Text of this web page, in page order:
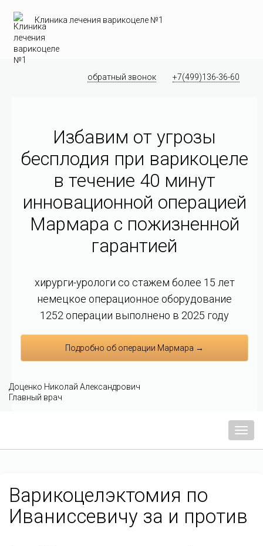
Клиника лечения варикоцеле №1
обратный звонок +7(499)136-36-60
Избавим от угрозы
бесплодия при варикоцеле
в течение 40 минут
инновационной операцией
Мармара c пожизненной
гарантией
хирурги-урологи со стажем более 15 лет
немецкое операционное оборудование
1252 операции выполнено в 2025 году
Подробно об операции Мармара →
Доценко Николай Александрович
Главный врач
Меню
Варикоцелэктомия по
Иваниссевичу за и против